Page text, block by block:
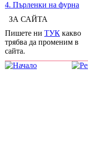
4. Пърленки на фурна
ЗА САЙТА
Пишете ни ТУК какво
трябва да променим в
сайта.